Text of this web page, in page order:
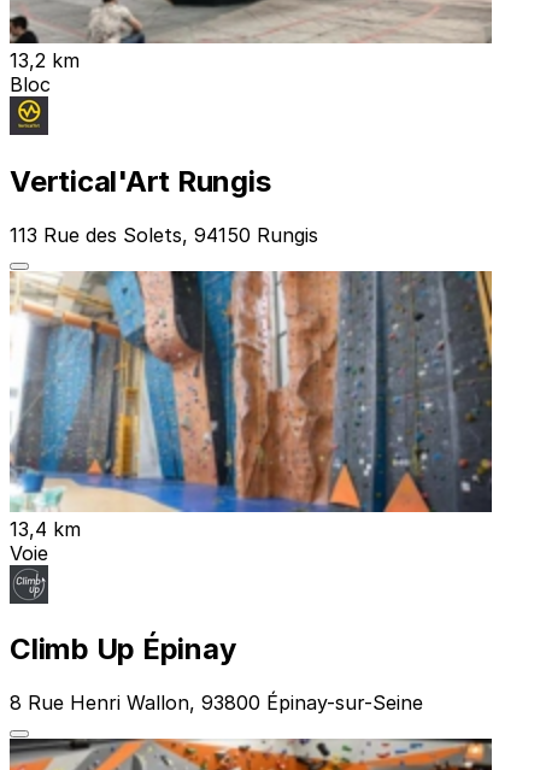
13,2 km
Bloc
Vertical'Art Rungis
113 Rue des Solets, 94150 Rungis
13,4 km
Voie
Climb Up Épinay
8 Rue Henri Wallon, 93800 Épinay-sur-Seine